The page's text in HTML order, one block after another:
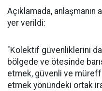
Açıklamada,
yer verildi:
"Kolektif güvenliklerini
bölgede ve ötesinde
etmek, güvenli ve
etmek yönündeki ortak